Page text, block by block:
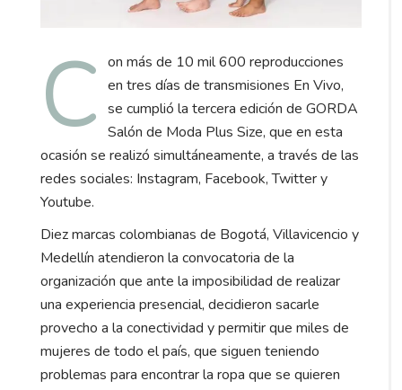
C on más de 10 mil 600 reproducciones
en tres días de transmisiones En Vivo,
se cumplió la tercera edición de GORDA
Salón de Moda Plus Size, que en esta
ocasión se realizó simultáneamente, a través de las
redes sociales: Instagram, Facebook, Twitter y
Youtube.
Diez marcas colombianas de Bogotá, Villavicencio y
Medellín atendieron la convocatoria de la
organización que ante la imposibilidad de realizar
una experiencia presencial, decidieron sacarle
provecho a la conectividad y permitir que miles de
mujeres de todo el país, que siguen teniendo
problemas para encontrar la ropa que se quieren